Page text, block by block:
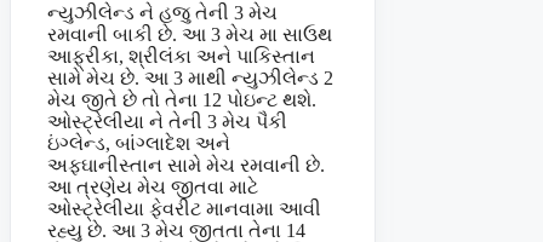
ન્યુઝીલેન્ડ ને હજુ તેની 3 મેચ
રમવાની બાકી છે. આ 3 મેચ મા સાઉથ
આફ્રીકા, શ્રીલંકા અને પાકિસ્તાન
સામે મેચ છે. આ 3 માથી ન્યુઝીલેન્ડ 2
મેચ જીતે છે તો તેના 12 પોઇન્ટ થશે.
ઓસ્ટ્રેલીયા ને તેની 3 મેચ પૈકી
ઇંગ્લેન્ડ, બાંગ્લાદેશ અને
અફઘાનીસ્તાન સામે મેચ રમવાની છે.
આ ત્રણેય મેચ જીતવા માટે
ઓસ્ટ્રેલીયા ફેવરીટ માનવામા આવી
રહ્યુ છે. આ 3 મેચ જીતતા તેના 14